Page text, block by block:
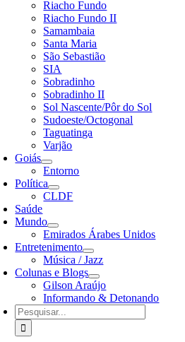
Riacho Fundo
Riacho Fundo II
Samambaia
Santa Maria
São Sebastião
SIA
Sobradinho
Sobradinho II
Sol Nascente/Pôr do Sol
Sudoeste/Octogonal
Taguatinga
Varjão
Goiás
Entorno
Política
CLDF
Saúde
Mundo
Emirados Árabes Unidos
Entretenimento
Música / Jazz
Colunas e Blogs
Gilson Araújo
Informando & Detonando
Buscar
resultados
para: